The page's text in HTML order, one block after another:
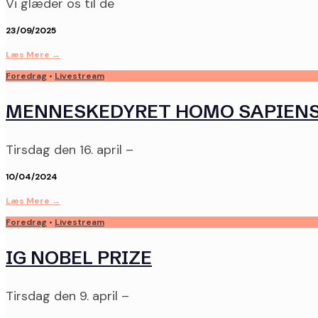
Vi glæder os til de
23/09/2025
Læs Mere →
Foredrag • Livestream
MENNESKEDYRET HOMO
Tirsdag den 16. april –
10/04/2024
Læs Mere →
Foredrag • Livestream
IG NOBEL PRIZE
Tirsdag den 9. april –